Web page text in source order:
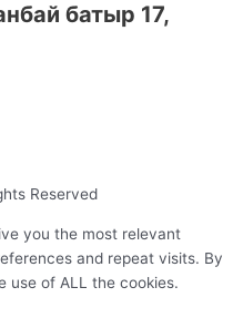
батыр 17,
Reserved
you the most relevant
and repeat visits. By
use of ALL the cookies.